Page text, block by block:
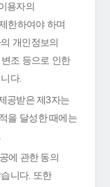
용자의
한하여야 하며
개인정보의
조 등으로 인한
다.
공받은 제3자는
을 달성한 때에는
에 관한 동의
니다. 또한